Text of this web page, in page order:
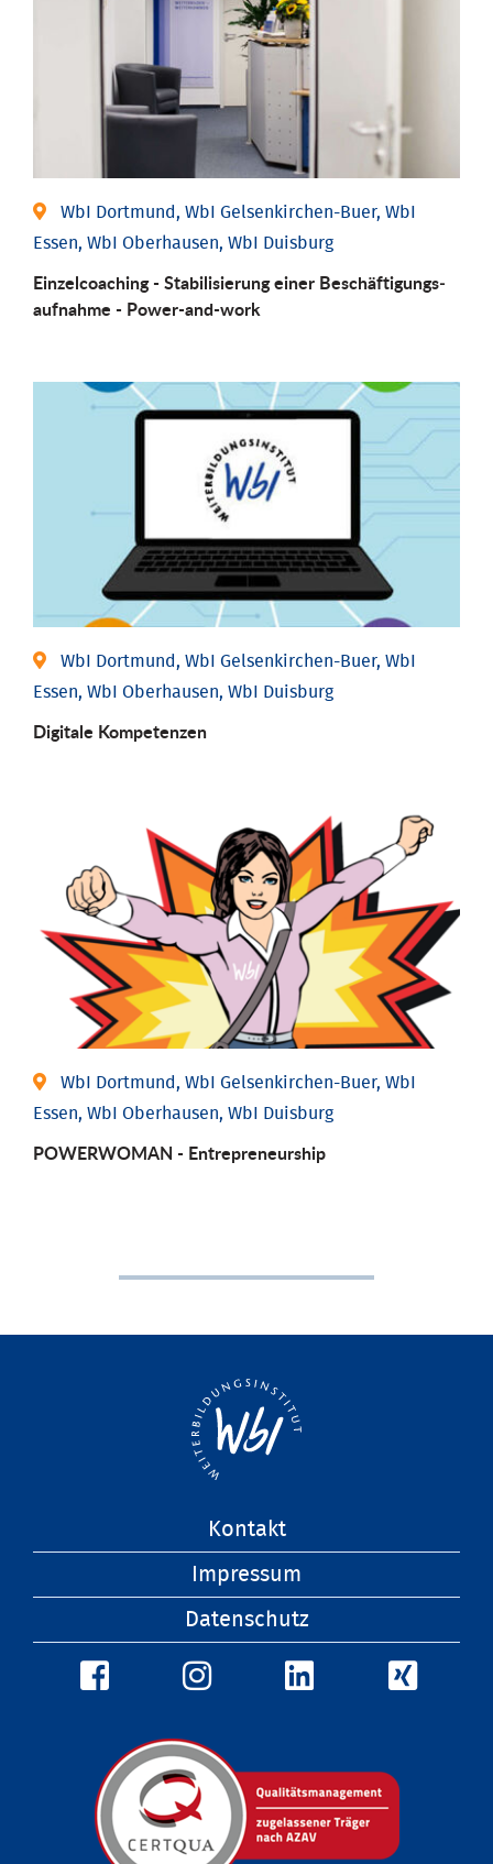
WbI Dortmund, WbI Gelsenkirchen-Buer, WbI
Essen, WbI Oberhausen, WbI Duisburg
Einzel­coaching - Stabili­sierung einer Be­schäftigungs­
aufnahme - Power-and-work
WbI Dortmund, WbI Gelsenkirchen-Buer, WbI
Essen, WbI Oberhausen, WbI Duisburg
Digitale Kompetenzen
WbI Dortmund, WbI Gelsenkirchen-Buer, WbI
Essen, WbI Oberhausen, WbI Duisburg
POWERWOMAN - Entrepreneurship
Kontakt
Impressum
Datenschutz